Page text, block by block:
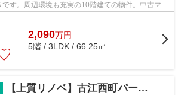
す。周辺環境も充実の10階建ての物件。中古マン
スムーズで...
2,090万円
5階 / 3LDK / 66.25㎡
【上質リノベ】古江西町パークマンション